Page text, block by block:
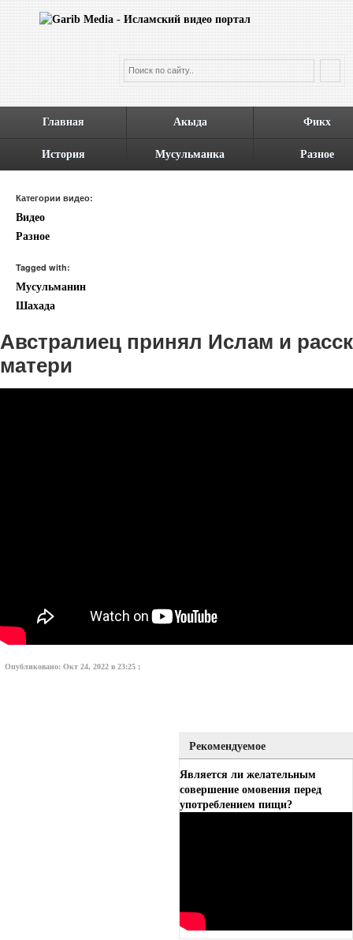
Главная Акыда Фикх
История Мусульманка Разное
Категории видео:
Видео
Разное
Tagged with:
Мусульманин
Шахада
Австралиец принял Ислам и
матери
Опубликовано: Окт 24, 2022 в 23:25 ;
Рекомендуемое
Является ли желательным
совершение омовения перед
употреблением пищи?